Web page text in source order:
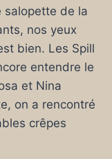
salopette de la
nos yeux
bien. Les Spill
entendre le
et Nina
on a rencontré
crêpes